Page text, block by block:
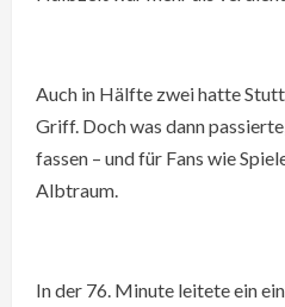
Auch in Hälfte zwei hatte
Griff. Doch was dann
fassen – und für Fans wie
Albtraum.
In der 76. Minute leitete ein